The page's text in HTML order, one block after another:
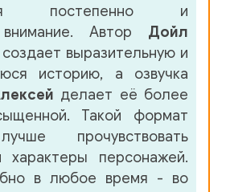
постепенно и
Автор Дойл
создает выразительную и
историю, а озвучка
делает её более
Такой формат
прочувствовать
персонажей.
в любое время - во